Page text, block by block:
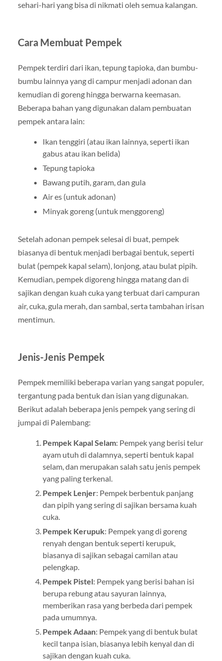
sehari-hari yang bisa di nikmati oleh semua kalangan.
Cara Membuat Pempek
Pempek terdiri dari ikan, tepung tapioka, dan bumbu-
bumbu lainnya yang di campur menjadi adonan dan
kemudian di goreng hingga berwarna keemasan.
Beberapa bahan yang digunakan dalam pembuatan
pempek antara lain:
Ikan tenggiri (atau ikan lainnya, seperti ikan
gabus atau ikan belida)
Tepung tapioka
Bawang putih, garam, dan gula
Air es (untuk adonan)
Minyak goreng (untuk menggoreng)
Setelah adonan pempek selesai di buat, pempek
biasanya di bentuk menjadi berbagai bentuk, seperti
bulat (pempek kapal selam), lonjong, atau bulat pipih.
Kemudian, pempek digoreng hingga matang dan di
sajikan dengan kuah cuka yang terbuat dari campuran
air, cuka, gula merah, dan sambal, serta tambahan irisan
mentimun.
Jenis-Jenis Pempek
Pempek memiliki beberapa varian yang sangat populer,
tergantung pada bentuk dan isian yang digunakan.
Berikut adalah beberapa jenis pempek yang sering di
jumpai di Palembang:
Pempek Kapal Selam: Pempek yang berisi telur
ayam utuh di dalamnya, seperti bentuk kapal
selam, dan merupakan salah satu jenis pempek
yang paling terkenal.
Pempek Lenjer: Pempek berbentuk panjang
dan pipih yang sering di sajikan bersama kuah
cuka.
Pempek Kerupuk: Pempek yang di goreng
renyah dengan bentuk seperti kerupuk,
biasanya di sajikan sebagai camilan atau
pelengkap.
Pempek Pistel: Pempek yang berisi bahan isi
berupa rebung atau sayuran lainnya,
memberikan rasa yang berbeda dari pempek
pada umumnya.
Pempek Adaan: Pempek yang di bentuk bulat
kecil tanpa isian, biasanya lebih kenyal dan di
sajikan dengan kuah cuka.